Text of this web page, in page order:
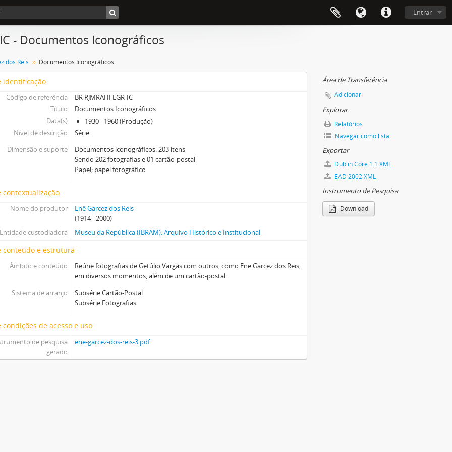
Entrar
- Documentos Iconográficos
dos Reis Documentos Iconográficos
identificação
Código de referência
BR RJMRAHI EGR-IC
Título
Documentos Iconográficos
Data(s)
1930 - 1960 (Produção)
Nível de descrição
Série
Dimensão e suporte
Documentos iconográficos: 203 itens
Sendo 202 fotografias e 01 cartão-postal
Papel; papel fotográfico
contextualização
Nome do produtor
Enê Garcez dos Reis
(1914 - 2000)
Entidade custodiadora
Museu da República (IBRAM). Arquivo Histórico e Institucional
conteúdo e estrutura
Âmbito e conteúdo
Reúne fotografias de Getúlio Vargas com outros, como Ene Garcez dos Reis,
em diversos momentos, além de um cartão-postal.
Sistema de arranjo
Subsérie Cartão-Postal
Subsérie Fotografias
condições de acesso e uso
de pesquisa
gerado
ene-garcez-dos-reis-3.pdf
Área de Transferência
Adicionar
Explorar
Relatórios
Navegar como lista
Exportar
Dublin Core 1.1 XML
EAD 2002 XML
Instrumento de Pesquisa
Download